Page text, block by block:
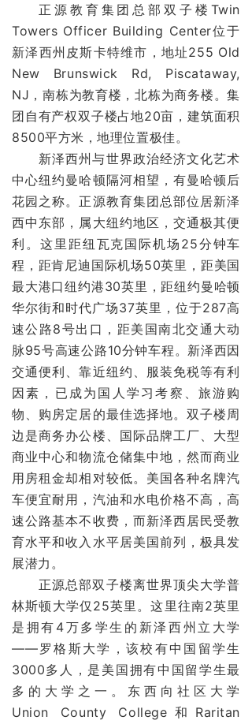
正源教育集团总部双子楼Twin
Towers Officer Building Center位于
新泽西州皮斯卡特维市，地址255 Old
New Brunswick Rd, Piscataway,
NJ，南栋为教育楼，北栋为商务楼。集
团自有产权双子楼占地20亩，建筑面积
8500平方米，地理位置极佳。
新泽西州与世界政治经济文化艺术
中心纽约曼哈顿隔河相望，有曼哈顿后
花园之称。正源教育集团总部位居新泽
西中东部，属大纽约地区，交通极其便
利。这里距纽瓦克国际机场25分钟车
程，距肯尼迪国际机场50英里，距美国
最大港口纽约港30英里，距纽约曼哈顿
华尔街和时代广场37英里，位于287高
速公路8号出口，距美国南北交通大动
脉95号高速公路10分钟车程。新泽西因
交通便利、靠近纽约、服装免税等有利
因素，已成为国人学习考察、旅游购
物、购房定居的最佳选择地。双子楼周
边是商务办公楼、国际品牌工厂、大型
商业中心和物流仓储集中地，然而商业
用房租金却相对较低。美国各种名牌汽
车便宜耐用，汽油和水电价格不高，高
速公路基本不收费，而新泽西居民受教
育水平和收入水平居美国前列，极具发
展潜力。
正源总部双子楼离世界顶尖大学普
林斯顿大学仅25英里。这里往南2英里
是拥有4万多学生的新泽西州立大学
——罗格斯大学，该校有中国留学生
3000多人，是美国拥有中国留学生最
多的大学之一。东西向社区大学
Union County College和Raritan